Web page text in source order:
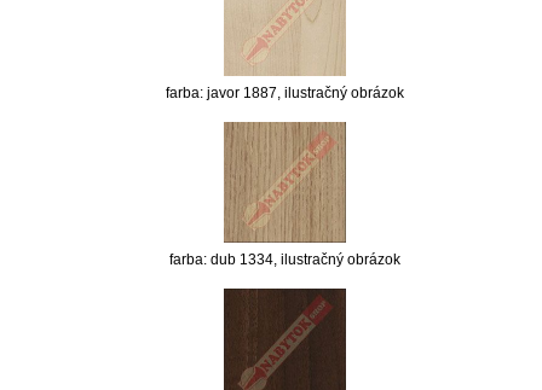
farba: javor 1887, ilustračný obrázok
farba: dub 1334, ilustračný obrázok